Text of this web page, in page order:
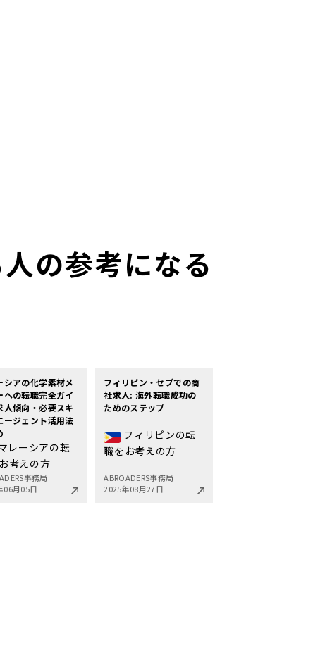
の参考になる
シアの化学素材メ
への転職完全ガイ
人傾向・必要スキ
ージェント活用法
レーシアの転
考えの方
事務局
06月05日
フィリピン・セブでの商
社求人: 海外転職成功の
ためのステップ
フィリピンの転
職をお考えの方
ABROADERS事務局
2025年08月27日